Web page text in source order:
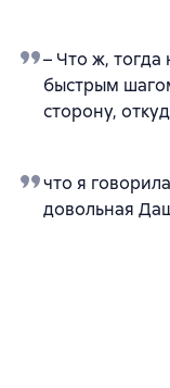
– Что ж, тогда
быстрым
сторону,
что я
довольная